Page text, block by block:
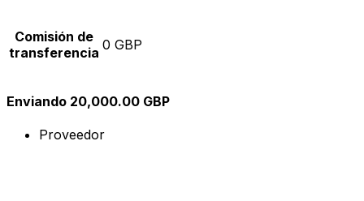
Comisión de
transferencia 0 GBP
Enviando 20,000.00 GBP
Proveedor